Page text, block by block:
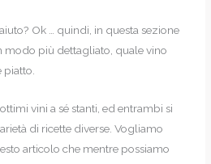
Ok … quindi, in questa sezione
modo più dettagliato, quale vino
vini a sé stanti, ed entrambi si
di ricette diverse. Vogliamo
articolo che mentre possiamo